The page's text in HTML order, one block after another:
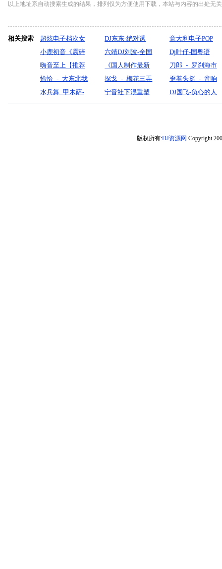
以上地址系自动搜索生成的结果，排列仅为方便使用下载，本站与内容的出处无
相关搜索
超炫电子档次女
声节奏开场
DJ东东-绝对诱
惑-超级电子音乐
慢摇
意大利电子POP
小鹿初音《震碎
音响不要找我噢·
倒车摇·动感单
车》-_dj小鹿
六靖DJ刘波-全国
语ProgHouse音乐
私人订制精选挚
爱2025车载串烧
Dj叶仔-国粤语
Club听海哭的声
音明明动了情却
不敢靠近串烧
嗨音至上【推荐
超实用中英文极
致高端BPM140
《国人制作最新
私货中英文国潮
电子超长串烧》
刀郎_-_罗刹海市
（
恰恰_-_大东北我
的家乡（何玉(DJ
探戈_-_梅花三弄
（大凡）『默寫
歪着头摇_-_音响
检查
水兵舞_甲木萨-
宁音社下混重塑
DJ国飞-负心的人
版权所有:DJ资源网 Copyright